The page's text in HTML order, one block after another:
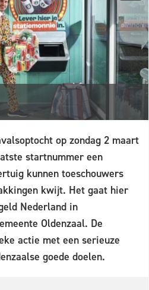
op zondag 2 maart
startnummer een
kunnen toeschouwers
kwijt. Het gaat hier
Nederland in
Oldenzaal. De
actie met een serieuze
goede doelen.